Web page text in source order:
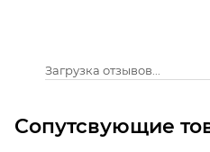
Загрузка отзывов...
Сопутсвующие